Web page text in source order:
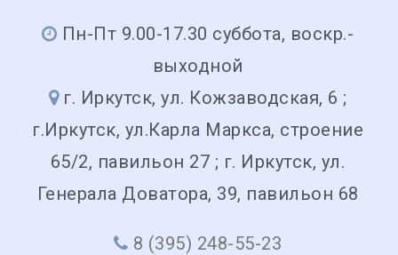
Пн-Пт 9.00-17.30 суббота, воскр.-
выходной
г. Иркутск, ул. Кожзаводская, 6 ;
г.Иркутск, ул.Карла Маркса, строение
65/2, павильон 27 ; г. Иркутск, ул.
Генерала Доватора, 39, павильон 68
8 (395) 248-55-23